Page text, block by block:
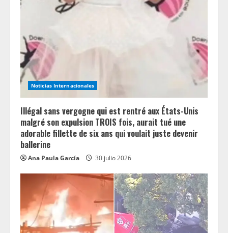
Noticias Internacionales
Illégal sans vergogne qui est rentré aux États-Unis
malgré son expulsion TROIS fois, aurait tué une
adorable fillette de six ans qui voulait juste devenir
ballerine
Ana Paula García 30 julio 2026